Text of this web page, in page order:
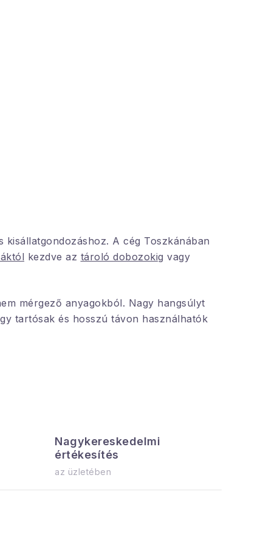
Nagykereskedelmi
értékesítés
az üzletében
A cég Toszkánában
kezdve az tároló dobozokig vagy
mérgező anyagokból. Nagy hangsúlyt
tartósak és hosszú távon használhatók